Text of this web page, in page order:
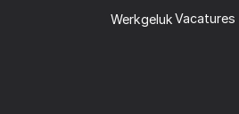
WerkgelukVacatures